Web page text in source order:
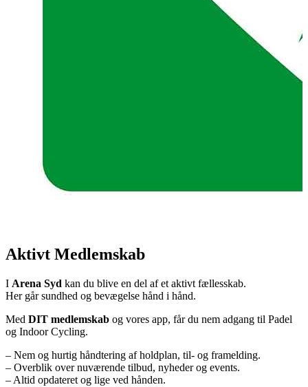
Aktivt Medlemskab
I Arena Syd kan du blive en del af et aktivt fællesskab.
Her går sundhed og bevægelse hånd i hånd.
Med DIT medlemskab og vores app, får du nem adgang til Padel
og Indoor Cycling.
– Nem og hurtig håndtering af holdplan, til- og framelding.
– Overblik over nuværende tilbud, nyheder og events.
– Altid opdateret og lige ved hånden.